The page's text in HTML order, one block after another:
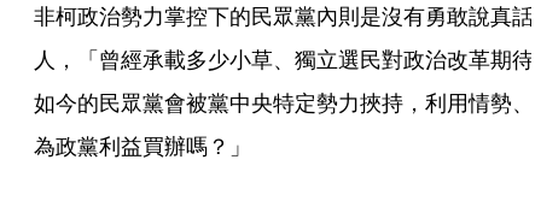
非柯政治勢力掌控下的民眾黨內則是沒有勇敢說真話
人，「曾經承載多少小草、獨立選民對政治改革期待
如今的民眾黨會被黨中央特定勢力挾持，利用情勢、
為政黨利益買辦嗎？」